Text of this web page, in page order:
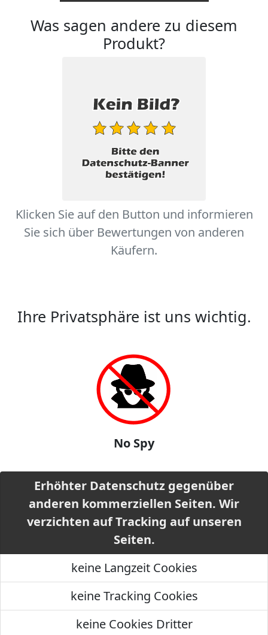
Was sagen andere zu diesem
Produkt?
Klicken Sie auf den Button und informieren
Sie sich über Bewertungen von anderen
Käufern.
Ihre Privatsphäre ist uns wichtig.
No Spy
Erhöhter Datenschutz gegenüber
anderen kommerziellen Seiten. Wir
verzichten auf Tracking auf unseren
Seiten.
keine Langzeit Cookies
keine Tracking Cookies
keine Cookies Dritter